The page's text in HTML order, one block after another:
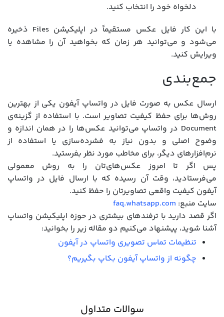
دلخواه خود را انتخاب کنید.
با این کار فایل عکس مستقیماً در اپلیکیشن Files ذخیره
می‌شود و می‌توانید هر زمان که بخواهید آن را مشاهده یا
ویرایش کنید.
جمع‌بندی
ارسال عکس به صورت فایل در واتساپ آیفون یکی از بهترین
روش‌ها برای حفظ کیفیت تصاویر است. با استفاده از گزینه‌ی
Document در واتساپ می‌توانید عکس‌ها را در همان اندازه و
وضوح اصلی و بدون نیاز به فشرده‌سازی یا استفاده از
نرم‌افزارهای دیگر، برای مخاطب مورد نظر بفرستید.
پس اگر تا امروز عکس‌های‌تان را به روش معمولی
می‌فرستادید، وقت آن رسیده که با ارسال فایل در واتساپ
آیفون کیفیت واقعی تصاویرتان را حفظ کنید.
سایت منبع: faq.whatsapp.com
اگر قصد دارید با ترفندهای بیشتری در حوزه اپلیکیشن واتساپ
آشنا شوید، پیشنهاد می‌کنیم دو مقاله زیر را بخوانید:
تنظیمات تماس تصویری واتساپ در آیفون
چگونه از واتساپ آیفون بکاپ بگیریم؟
سوالات متداول